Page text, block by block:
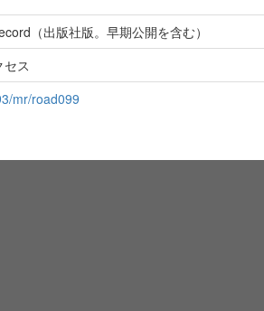
（出版社版。早期公開を含む）
セス
mr/road099